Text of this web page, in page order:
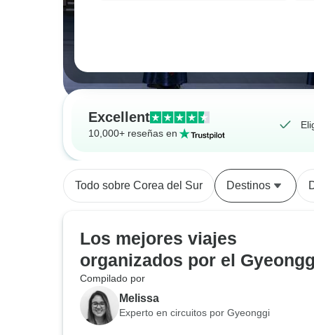
Excellent
10,000+ reseñas en
Todo sobre Corea del Sur Destinos
Los mejores viajes
organizados por el
Compilado por
Melissa
Experto en circuitos por Gyeonggi